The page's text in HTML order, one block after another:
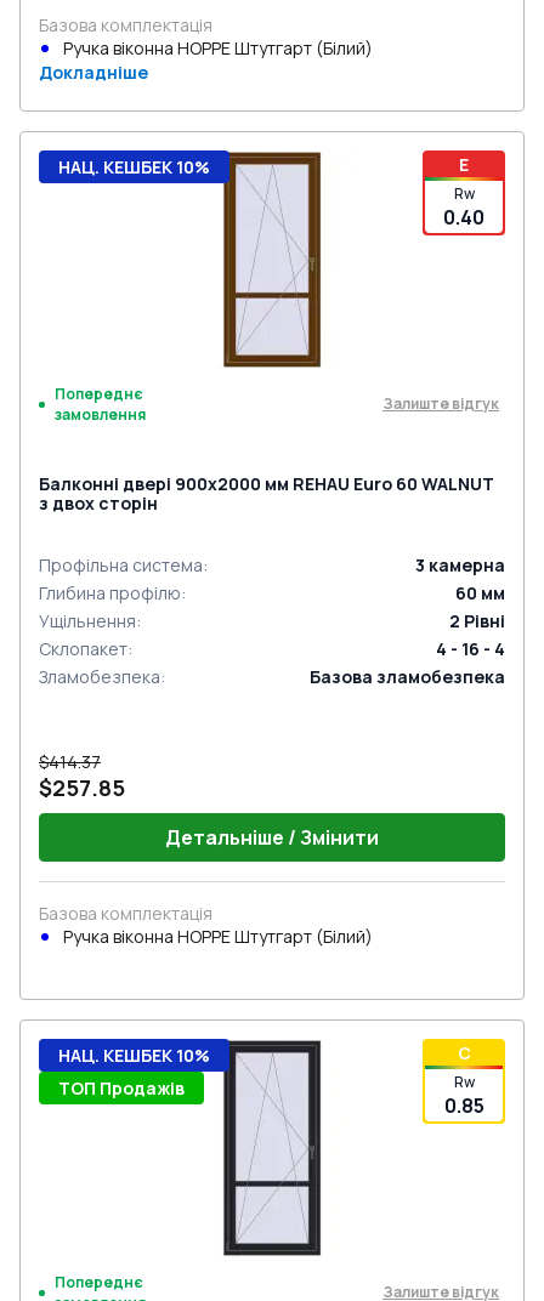
Базова комплектація
Ручка віконна HOPPE Штутгарт (Білий)
Докладніше
E
Rw
0.40
НАЦ. КЕШБЕК 10%
Попереднє
замовлення
Залиште відгук
Балконні двері 900x2000 мм REHAU Euro 60 WALNUT
з двох сторін
Профільна система: 3 камерна
Глибина профілю: 60 мм
Ущільнення: 2 Рівні
Склопакет:
4 - 16 - 4
Зламобезпека: Базова зламобезпека
$414.37
$257.85
Детальніше / Змінити
Базова комплектація
Ручка віконна HOPPE Штутгарт (Білий)
C
Rw
0.85
НАЦ. КЕШБЕК 10%
ТОП Продажів
Попереднє
Залиште відгук